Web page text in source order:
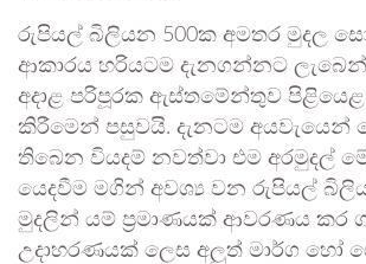
රුපියල් බිලියන 500ක අමතර මුදල
ආකාරය හරියටම දැනගන්නට
අදාළ පරිපූරක ඇස්තමේන්තුව පිළියෙළ
කිරීමෙන් පසුවයි. දැනටම අයවැයෙන්
තිබෙන වියදම් නවත්වා එම අරමුදල්
යෙදවීම මගින් අවශ්‍ය වන රුපියල්
මුදලින් යම් ප්‍රමාණයක් ආවරණය කර
උදාහරණයක් ලෙස අලුත් මාර්ග හෝ